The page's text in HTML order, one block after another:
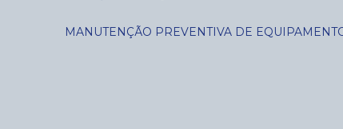
MANUTENÇÃO PREVENTIVA DE